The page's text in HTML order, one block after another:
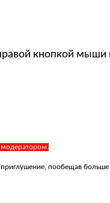
кнопкой
модератором.
приглушение, пообещав